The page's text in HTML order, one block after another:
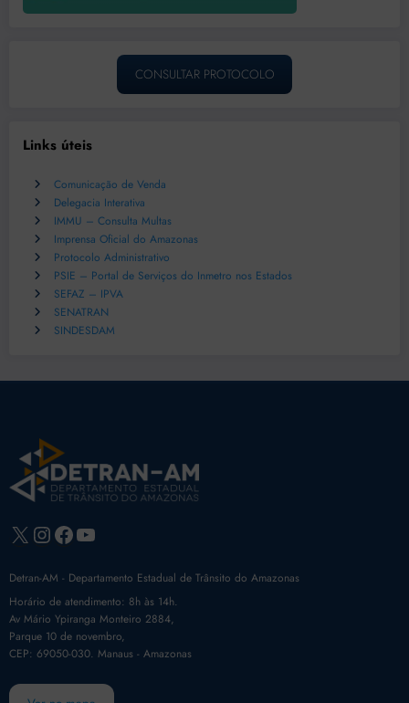
CONSULTAR PROTOCOLO
Links úteis
Comunicação de Venda
Delegacia Interativa
IMMU – Consulta Multas
Imprensa Oficial do Amazonas
Protocolo Administrativo
PSIE – Portal de Serviços do Inmetro nos Estados
SEFAZ – IPVA
SENATRAN
SINDESDAM
X Instagram
Facebook
Youtube
Detran-AM - Departamento Estadual de Trânsito do Amazonas
Horário de atendimento: 8h às 14h.
Av Mário Ypiranga Monteiro 2884,
Parque 10 de novembro,
CEP: 69050-030. Manaus - Amazonas